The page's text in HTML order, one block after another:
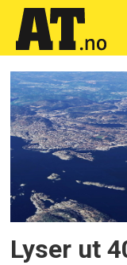
Emne:
kragerø
Lyser ut